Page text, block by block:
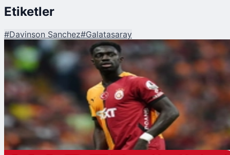
Etiketler
#Davinson Sanchez#Galatasaray
Şu An Okunan
Galatasaray, Davinson Sanchez'e Yeni Sözleşme Hazırlığında! Zamlı Maaşı
Belli Oldu